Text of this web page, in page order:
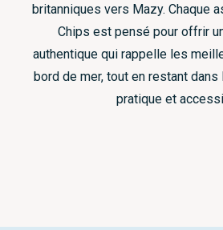
britanniques vers Mazy. Chaque
Chips est pensé pour offrir
authentique qui rappelle les
bord de mer, tout en restant
pratique et